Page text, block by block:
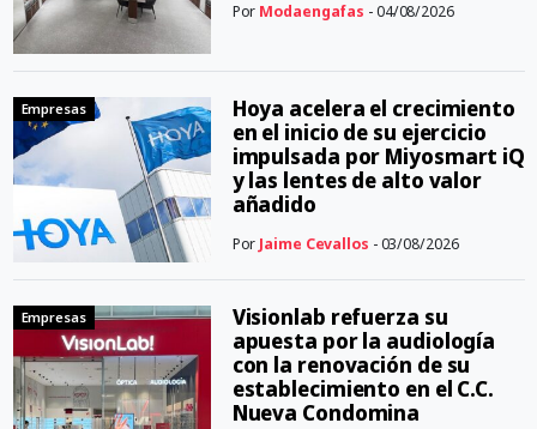
Por Modaengafas - 04/08/2026
Empresas
Hoya acelera el crecimiento
en el inicio de su ejercicio
impulsada por Miyosmart iQ
y las lentes de alto valor
añadido
Por Jaime Cevallos - 03/08/2026
Empresas
Visionlab refuerza su
apuesta por la audiología
con la renovación de su
establecimiento en el C.C.
Nueva Condomina